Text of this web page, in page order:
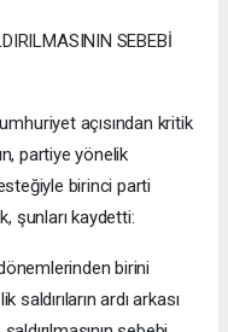
SEBEBİ
açısından kritik
partiye yönelik
birinci parti
şunları kaydetti:
birini
ardı arkası